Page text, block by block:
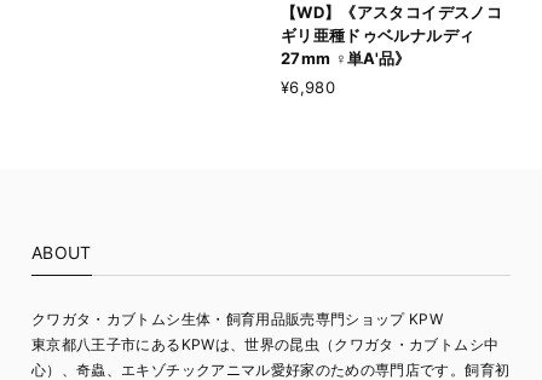
【WD】《アスタコイデスノコ
ギリ亜種ドゥベルナルディ
27mm ♀単A'品》
¥6,980
ABOUT
クワガタ・カブトムシ生体・飼育用品販売専門ショップ KPW
東京都八王子市にあるKPWは、世界の昆虫（クワガタ・カブトムシ中
心）、奇蟲、エキゾチックアニマル愛好家のための専門店です。飼育初